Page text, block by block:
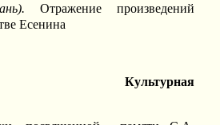
Отражение произведений
Есенина